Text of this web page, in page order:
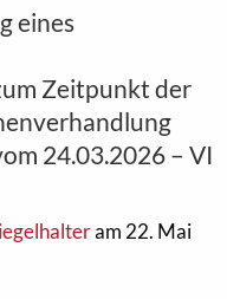
eines
Zeitpunkt der
24.03.2026 – VI
am 22. Mai